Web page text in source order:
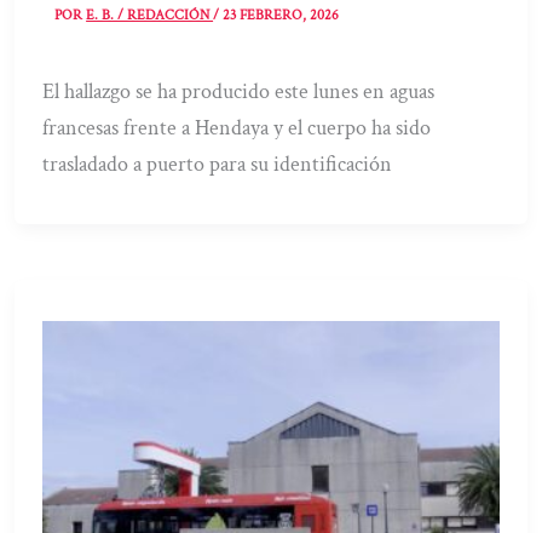
PORE. B. / REDACCIÓN/23 FEBRERO, 2026
El hallazgo se ha producido este lunes en aguas
francesas frente a Hendaya y el cuerpo ha sido
trasladado a puerto para su identificación